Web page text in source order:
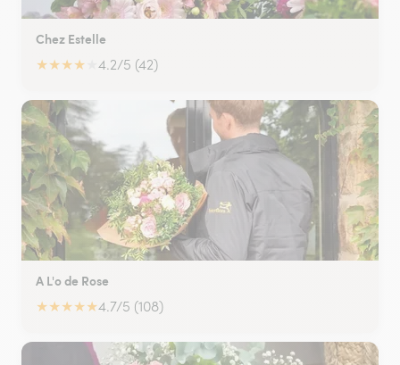
Chez Estelle
★★★★ 4.2/5 (42)
A L'o de Rose
★★★★★4.7/5 (108)